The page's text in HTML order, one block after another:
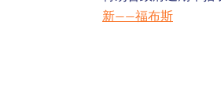
新——福布斯